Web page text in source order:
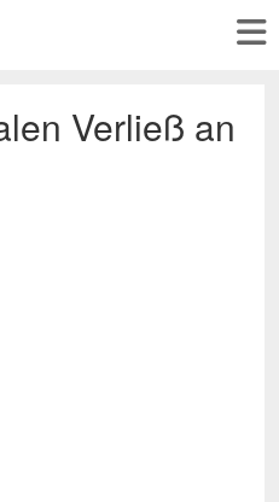
Verließ an